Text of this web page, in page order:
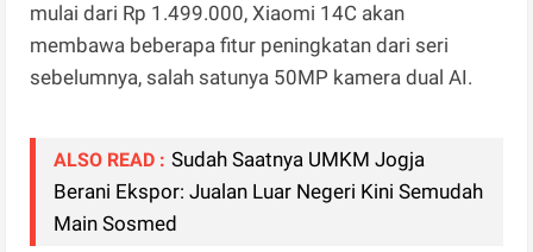
mulai dari Rp 1.499.000, Xiaomi 14C akan
membawa beberapa fitur peningkatan dari seri
sebelumnya, salah satunya 50MP kamera dual AI.
ALSO READ : Sudah Saatnya UMKM Jogja
Berani Ekspor: Jualan Luar Negeri Kini Semudah
Main Sosmed